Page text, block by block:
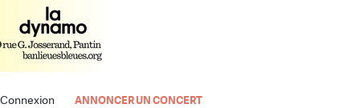
Connexion ANNONCER UN CONCERT